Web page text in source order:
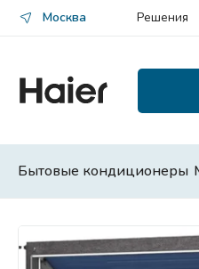
Москва Решения
Бытовые кондиционеры
Каталог
Мульти